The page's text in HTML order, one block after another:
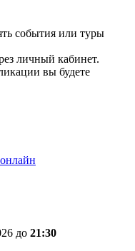
события или туры
личный кабинет.
вы будете
до 21:30